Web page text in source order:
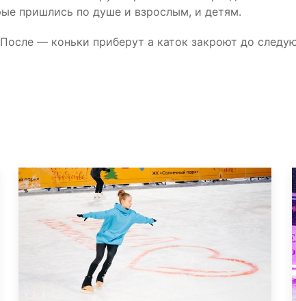
пришлись по душе и взрослым, и детям.
— коньки приберут а каток закроют до